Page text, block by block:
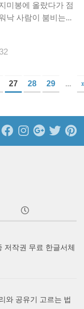
미봉에 올랐다가 점
낙 사람이 붐비는...
27 28 29 ...
저작권 무료 한글서체
와 공유기 고르는 법